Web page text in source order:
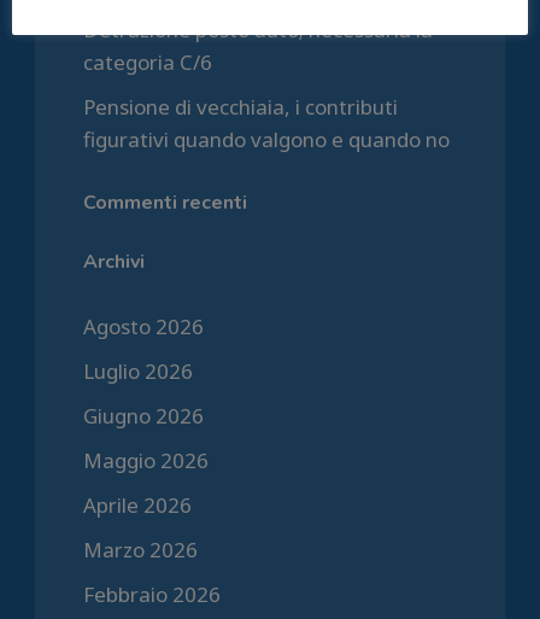
Detrazione posto auto; necessaria la
categoria C/6
Pensione di vecchiaia, i contributi
figurativi quando valgono e quando no
Commenti recenti
Archivi
Agosto 2026
Luglio 2026
Giugno 2026
Maggio 2026
Aprile 2026
Marzo 2026
Febbraio 2026